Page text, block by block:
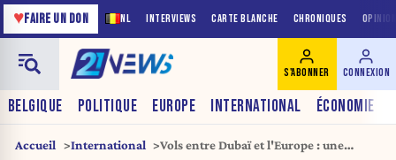
NL INTERVIEWS CARTE BLANCHE CHRONIQUES
♥FAIRE UN DON
BELGIQUE POLITIQUE EUROPE INTERNATIONAL ÉCONOMIE
S'ABONNER CONNEXION
Accueil International
Vols entre Dubaï et l'Europe : une